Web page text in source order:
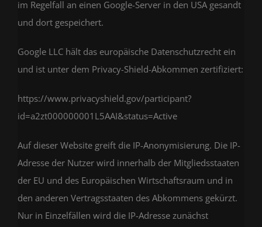
im Regelfall an einen Google-Server in den USA gesandt
und dort gespeichert.
Google LLC hält das europäische Datenschutzrecht ein
und ist unter dem Privacy-Shield-Abkommen zertifiziert:
https://www.privacyshield.gov/participant?
id=a2zt000000001L5AAI&status=Active
Auf dieser Website greift die IP-Anonymisierung. Die IP-
Adresse der Nutzer wird innerhalb der Mitgliedsstaaten
der EU und des Europäischen Wirtschaftsraum und in
den anderen Vertragsstaaten des Abkommens gekürzt.
Nur in Einzelfällen wird die IP-Adresse zunächst